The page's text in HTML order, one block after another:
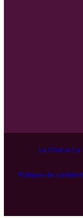
Le Chat et La
Politique de